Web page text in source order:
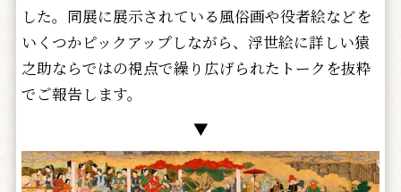
した。同展に展示されている風俗画や役者絵などを
いくつかピックアップしながら、浮世絵に詳しい猿
之助ならではの視点で繰り広げられたトークを抜粋
でご報告します。
▼